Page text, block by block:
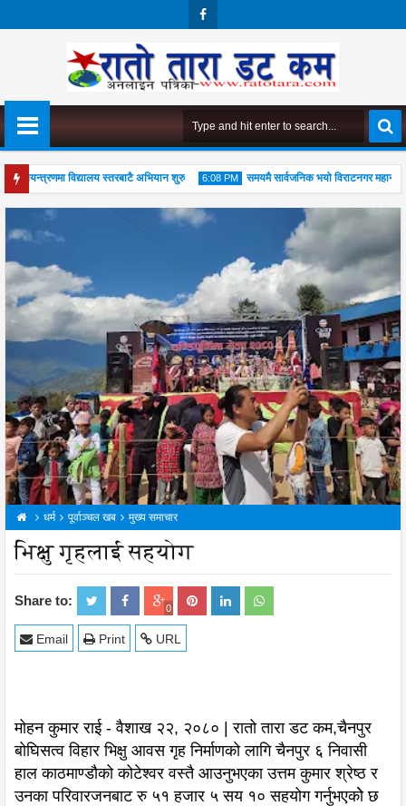
Boo
नियन्त्रणमा विद्यालय स्तरबाटै अभियान शुरु 6:08 PM
04 Aug
2026
समयमै सार्वजनिक भयो विराटनगर
धर्म पूर्वाञ्चल खब मुख्य समाचार
भिक्षु गृहलाई सहयोग
Share to: 0
URL
Print
Email
मोहन कुमार राई - वैशाख २२, २०८० | रातो तारा डट कम,चैनपुर
बोघिसत्व विहार भिक्षु आवस गृह निर्माणको लागि चैनपुर ६ निवासी
हाल काठमाण्डौको कोटेश्वर वस्तै आउनुभएका उत्तम कुमार श्रेष्ठ र
उनका परिवारजनबाट रु ५१ हजार ५ सय १० सहयोग गर्नुभएकोे छ